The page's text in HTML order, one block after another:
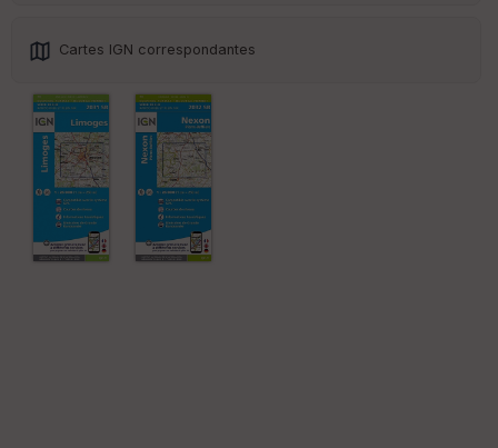
Cartes IGN correspondantes